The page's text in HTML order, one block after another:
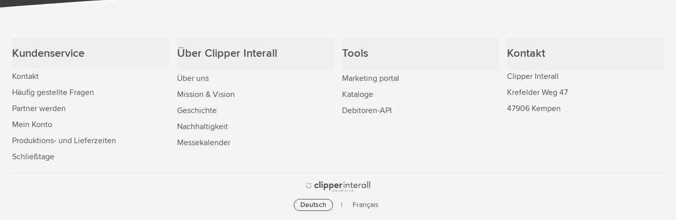
Kundenservice
Kontakt
Häufig gestellte Fragen
Partner werden
Mein Konto
Produktions- und Lieferzeiten
Schließtage
Über Clipper Interall
Über uns
Mission & Vision
Geschichte
Nachhaltigkeit
Messekalender
Tools
Marketing portal
Kataloge
Debitoren-API
Kontakt
Clipper Interall
Krefelder Weg 47
47906 Kempen
Deutsch Français